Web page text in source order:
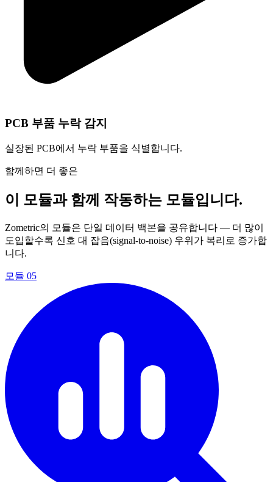
PCB 부품 누락 감지
실장된 PCB에서 누락 부품을 식별합니다.
함께하면 더 좋은
이 모듈과 함께 작동하는 모듈입니다.
Zometric의 모듈은 단일 데이터 백본을 공유합니다 — 더 많이
도입할수록 신호 대 잡음(signal-to-noise) 우위가 복리로 증가합
니다.
모듈 05